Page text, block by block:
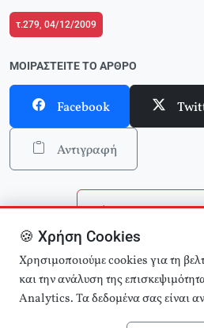
τ.279, 04/12/2009
ΜΟΙΡΑΣΤΕΊΤΕ ΤΟ ΆΡΘΡΟ
Facebook
Αντιγραφή
Επιστροφή
Αναζήτηση
🍪 Χρήση Cookies
Χρησιμοποιούμε cookies για τη
και την ανάλυση της
Analytics. Τα δεδομένα σας είναι